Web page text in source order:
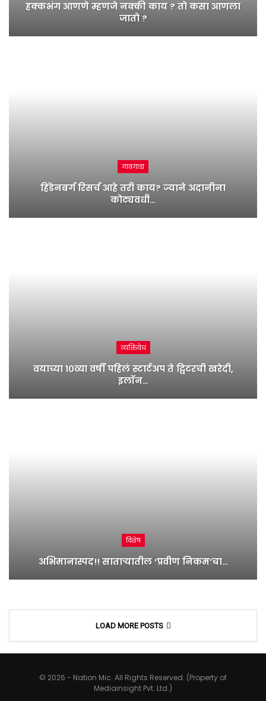
हक्कभंग आणणे म्हणजे नक्की काय ? तो कसा आणला
जातो ?
गावगाडा
हिंडेनबर्ग रिसर्च आहे तरी काय? ज्याने अदानीना
कोट्यवधी…
व्यक्तिवेध
वयाच्या १०व्या वर्षी पहिलं स्टार्टअप ते ट्विटरची खरेदी,
इलॉन…
विशेष
अभिमानास्पद!! साताऱ्यातील ‘प्रवीण निकम’चा…
LOAD MORE POSTS
© 2026 - Nation Mic. All Rights Reserved. (Property of
Mediainsight Pvt. Ltd.)